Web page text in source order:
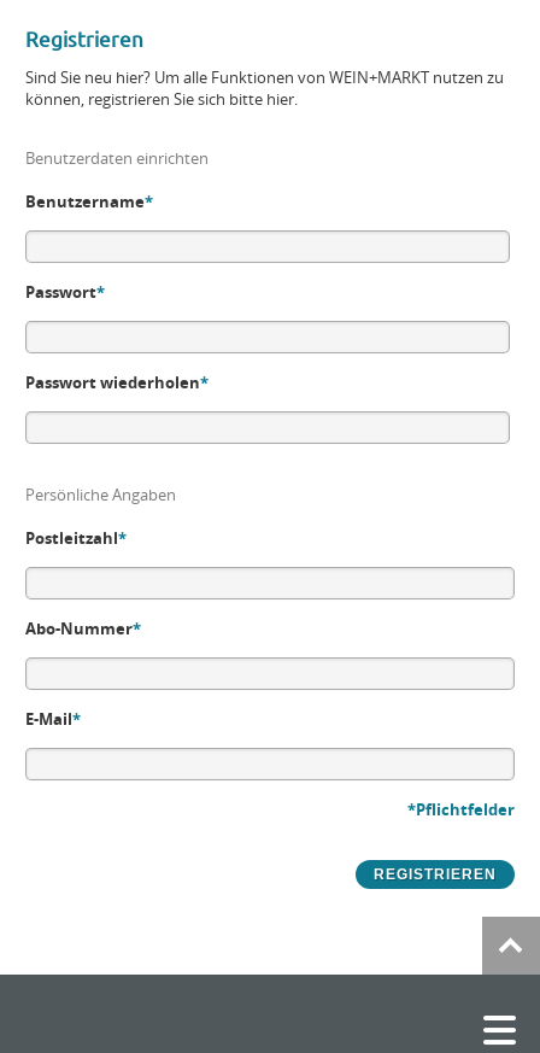
Registrieren
Sind Sie neu hier? Um alle Funktionen von WEIN+MARKT nutzen zu
können, registrieren Sie sich bitte hier.
Benutzerdaten einrichten
Benutzername*
Passwort*
Passwort wiederholen*
Persönliche Angaben
Postleitzahl*
Abo-Nummer*
E-Mail*
*Pflichtfelder